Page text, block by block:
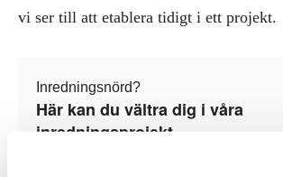
vi ser till att etablera tidigt i ett projekt.
Inredningsnörd?
Här kan du vältra dig i våra
inredningsprojekt